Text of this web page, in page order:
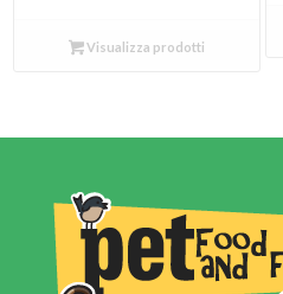
prezzo:
Visualizza prodotti